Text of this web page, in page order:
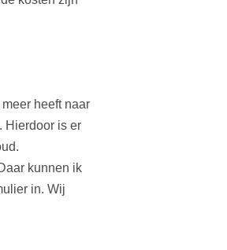
heeft naar
Hierdoor is er
kunnen ik
in. Wij